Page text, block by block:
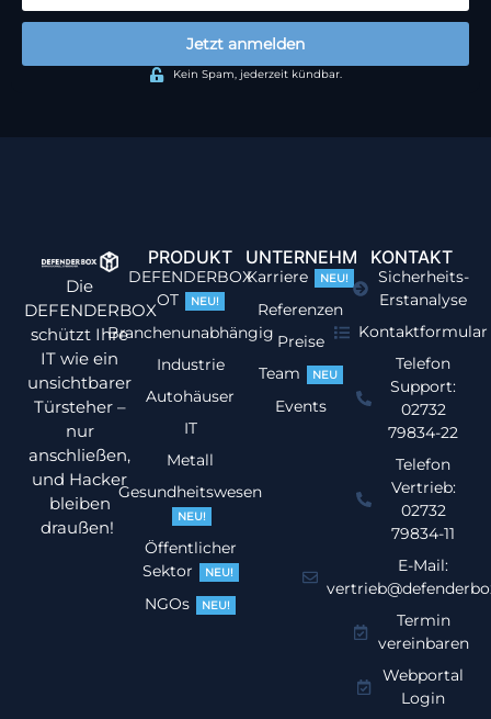
Jetzt anmelden
Kein Spam, jederzeit kündbar.
Die
DEFENDERBOX
schützt Ihre
IT wie ein
unsichtbarer
Türsteher –
nur
anschließen,
und Hacker
bleiben
draußen!
PRODUKT
DEFENDERBOX
OT
NEU!
Branchenunabhängig
Industrie
Autohäuser
IT
Metall
Gesundheitswesen
NEU!
Öffentlicher
Sektor
NEU!
NGOs NEU!
UNTERNEHMEN
Karriere NEU!
Referenzen
Preise
Team
NEU
Events
KONTAKT
Sicherheits-
Erstanalyse
Kontaktformular
Telefon
Support:
02732
79834-22
Telefon
Vertrieb:
02732
79834-11
E-Mail:
Termin
vereinbaren
Webportal
Login